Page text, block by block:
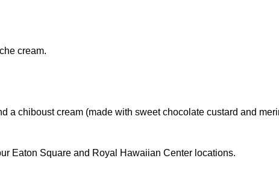
cream.
a chiboust cream (made with sweet chocolate custard and
Eaton Square and Royal Hawaiian Center locations.